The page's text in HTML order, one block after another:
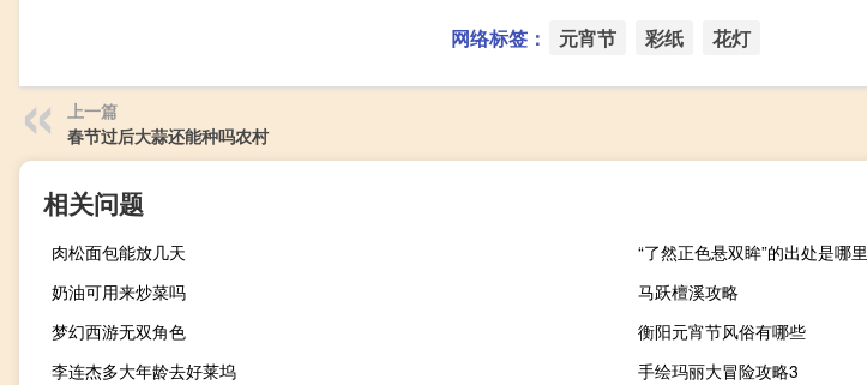
网络标签： 元宵节 彩纸 花灯
上一篇
春节过后大蒜还能种吗农村
相关问题
肉松面包能放几天
“了然正色悬双眸”的出处是哪里
奶油可用来炒菜吗
马跃檀溪攻略
梦幻西游无双角色
衡阳元宵节风俗有哪些
李连杰多大年龄去好莱坞
手绘玛丽大冒险攻略3